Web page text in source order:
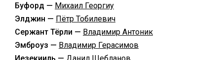
Буфорд — Михаил Георгиу
Элджин — Пётр Тобилевич
Сержант Тёрли — Владимир Антоник
Эмброуз — Владимир Герасимов